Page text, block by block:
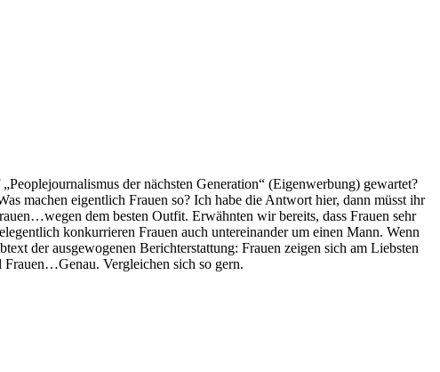
der nächsten Generation“ (Eigenwerbung) gewartet?
machen eigentlich Frauen so? Ich habe die Antwort hier, dann müsst ihr
dem besten Outfit. Erwähnten wir bereits, dass Frauen sehr
konkurrieren Frauen auch untereinander um einen Mann. Wenn
der ausgewogenen Berichterstattung: Frauen zeigen sich am Liebsten
Vergleichen sich so gern.